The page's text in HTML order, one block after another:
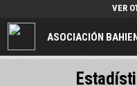
ASOCIACIÓN
VER